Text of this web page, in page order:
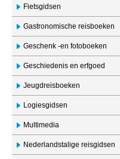
Fietsgidsen
Gastronomische reisboeken
Geschenk -en fotoboeken
Geschiedenis en erfgoed
Jeugdreisboeken
Logiesgidsen
Multimedia
Nederlandstalige reisgidsen